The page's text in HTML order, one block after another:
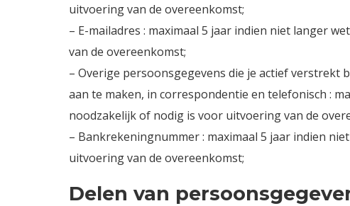
uitvoering van de overeenkomst;
– E-mailadres : maximaal 5 jaar indien niet langer
van de overeenkomst;
– Overige persoonsgegevens die je actief verstrekt
aan te maken, in correspondentie en telefonisch :
noodzakelijk of nodig is voor uitvoering van de
– Bankrekeningnummer : maximaal 5 jaar indien
uitvoering van de overeenkomst;
Delen van